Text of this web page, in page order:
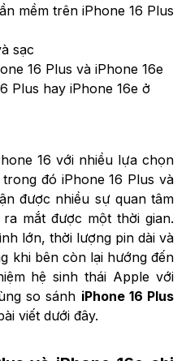
mềm trên iPhone 16 Plus
sạc
16 Plus và iPhone 16e
Plus hay iPhone 16e ở
16 với nhiều lựa chọn
đó iPhone 16 Plus và
được nhiều sự quan tâm
mắt được một thời gian.
lớn, thời lượng pin dài và
khi bên còn lại hướng đến
hệ sinh thái Apple với
so sánh iPhone 16 Plus
viết dưới đây.